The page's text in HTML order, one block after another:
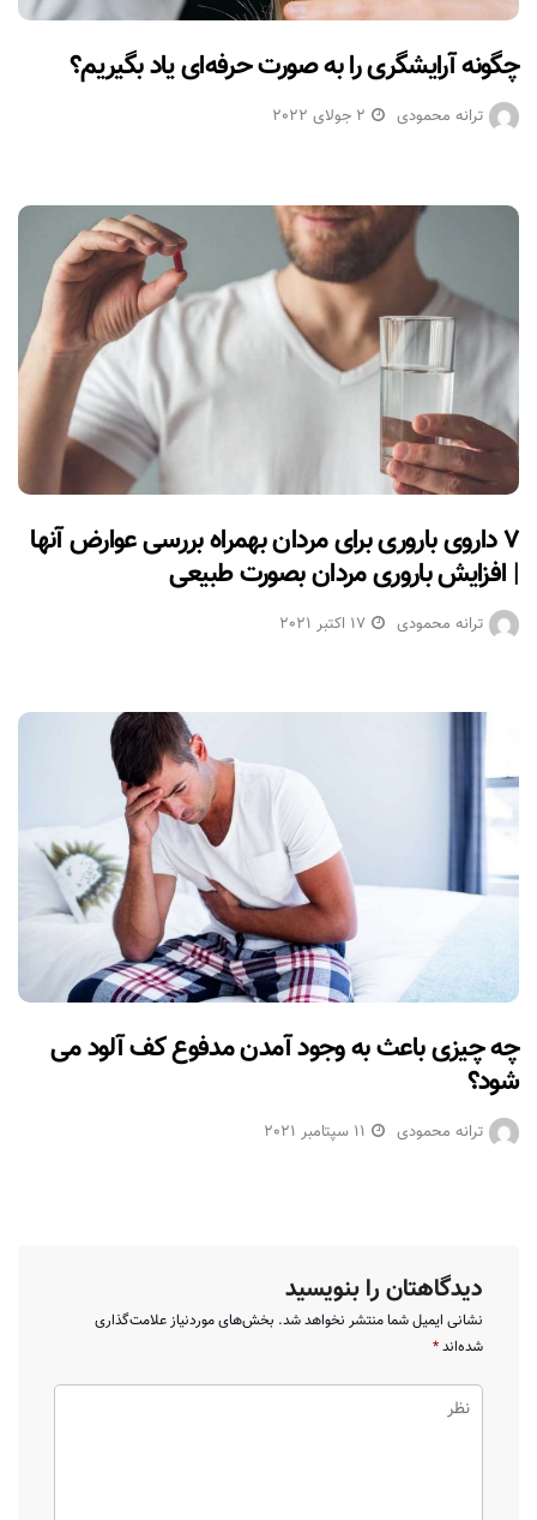
چگونه آرایشگری را به صورت حرفه‌ای یاد بگیریم؟
ترانه محمودی 2 جولای 2022
۷ داروی باروری برای مردان بهمراه بررسی عوارض آنها
| افزایش باروری مردان بصورت طبیعی
ترانه محمودی 17 اکتبر 2021
چه چیزی باعث به وجود آمدن مدفوع کف آلود می
شود؟
ترانه محمودی 11 سپتامبر 2021
دیدگاهتان را بنویسید
نشانی ایمیل شما منتشر نخواهد شد. بخش‌های موردنیاز علامت‌گذاری
شده‌اند*